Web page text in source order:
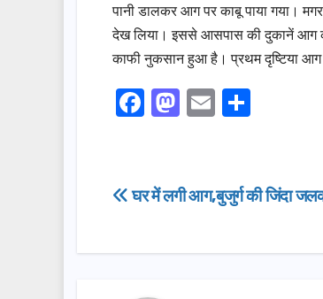
पानी डालकर आग पर काबू पाया गया।
देख लिया। इससे आसपास की दुकानें आग
काफी नुकसान हुआ है। प्रथम दृष्टिया आग
F
e
o
M
o
o
E
e
Post
घर में लगी आग,बुजुर्ग की जिंदा